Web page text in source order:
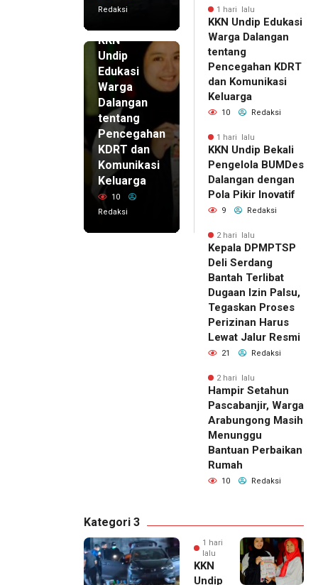
Redaksi
KKN
Undip
Edukasi
Warga
Dalangan
tentang
Pencegahan
KDRT dan
Komunikasi
Keluarga
10
Redaksi
1 hari lalu
KKN Undip Edukasi
Warga Dalangan
tentang
Pencegahan KDRT
dan Komunikasi
Keluarga
10 Redaksi
1 hari lalu
KKN Undip Bekali
Pengelola BUMDes
Dalangan dengan
Pola Pikir Inovatif
9 Redaksi
2 hari lalu
Kepala DPMPTSP
Deli Serdang
Bantah Terlibat
Dugaan Izin Palsu,
Tegaskan Proses
Perizinan Harus
Lewat Jalur Resmi
21 Redaksi
2 hari lalu
Hampir Setahun
Pascabanjir, Warga
Arabungong Masih
Menunggu
Bantuan Perbaikan
Rumah
10 Redaksi
Kategori 3
1 hari
lalu
KKN
Undip